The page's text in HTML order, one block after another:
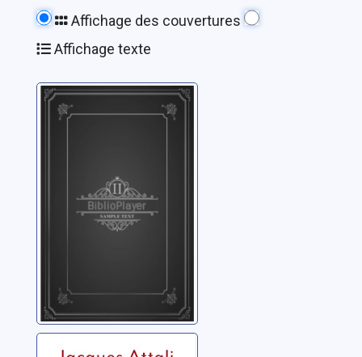
Affichage des couvertures
Affichage texte
Caen pendant la
bataille
Il y aura d'autres